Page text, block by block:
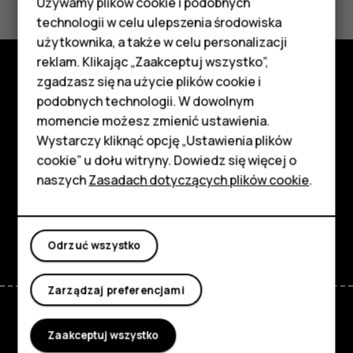
Smartfony
Telefony z funkcjami
podstawowymi
Akcesoria
HMD Terra M
Tablety
Moje konto
Tak Nie
Poznaj
Informacje
Planet and people
FacebookInstagram
TiktokYoutube
technologii w celu ulepszenia środowiska
użytkownika, a także w celu personalizacji
reklam. Klikając „Zaakceptuj wszystko”,
zgadzasz się na użycie plików cookie i
podobnych technologii. W dowolnym
momencie możesz zmienić ustawienia.
Wystarczy kliknąć opcję „Ustawienia plików
cookie” u dołu witryny. Dowiedz się więcej o
naszychZasadach dotyczących plików cookie.
Odrzuć wszystko
Zarządzaj preferencjami
Zaakceptuj wszystko